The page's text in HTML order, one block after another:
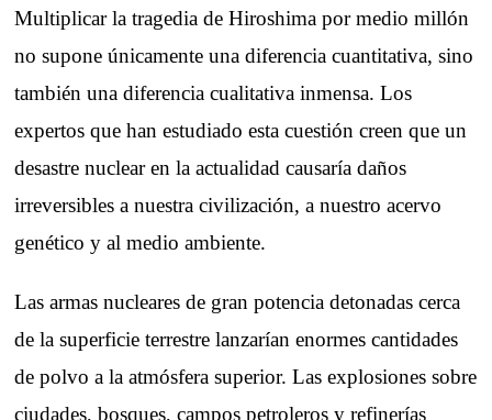
Multiplicar la tragedia de Hiroshima por medio millón
no supone únicamente una diferencia cuantitativa, sino
también una diferencia cualitativa inmensa. Los
expertos que han estudiado esta cuestión creen que un
desastre nuclear en la actualidad causaría daños
irreversibles a nuestra civilización, a nuestro acervo
genético y al medio ambiente.
Las armas nucleares de gran potencia detonadas cerca
de la superficie terrestre lanzarían enormes cantidades
de polvo a la atmósfera superior. Las explosiones sobre
ciudades, bosques, campos petroleros y refinerías